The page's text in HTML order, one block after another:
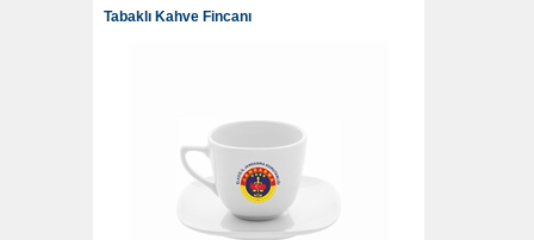
Tabaklı Kahve Fincanı